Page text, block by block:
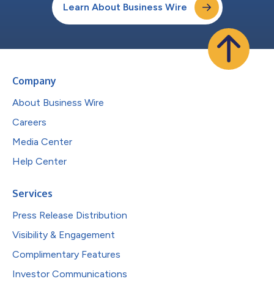
Learn About Business Wire
Company
About Business Wire
Careers
Media Center
Help Center
Services
Press Release Distribution
Visibility & Engagement
Complimentary Features
Investor Communications